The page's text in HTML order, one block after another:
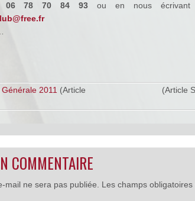
06 78 70 84 93 ou en nous écrivant
2011 (Article
(Article
COMMENTAIRE
mail ne sera pas publiée. Les champs